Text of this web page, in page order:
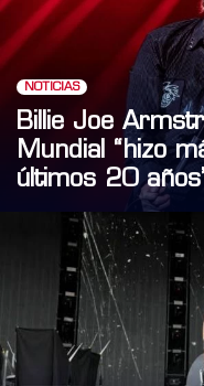
NOTICIAS
Billie Joe
Mundial “hizo
últimos 20